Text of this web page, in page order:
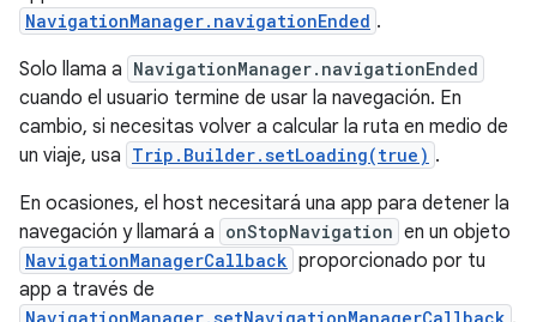
NavigationManager.navigationEnded .
Solo llama a NavigationManager.navigationEnded
cuando el usuario termine de usar la navegación. En
cambio, si necesitas volver a calcular la ruta en medio de
un viaje, usa Trip.Builder.setLoading(true) .
En ocasiones, el host necesitará una app para detener la
navegación y llamará a onStopNavigation en un objeto
NavigationManagerCallback proporcionado por tu
app a través de